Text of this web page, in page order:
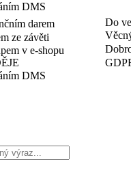
DMS
darem
ze závěti
v e-shopu
DMS
Do